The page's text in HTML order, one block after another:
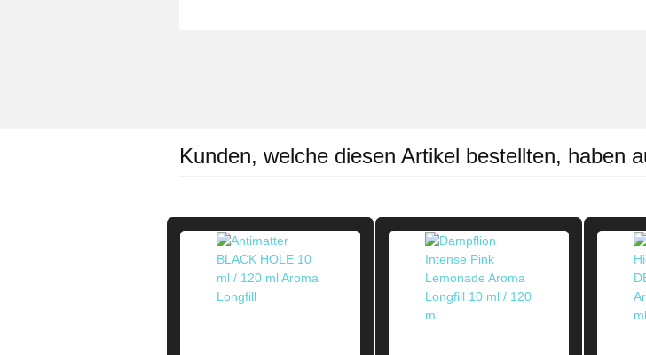
Kunden, welche diesen Artikel bestellten, haben